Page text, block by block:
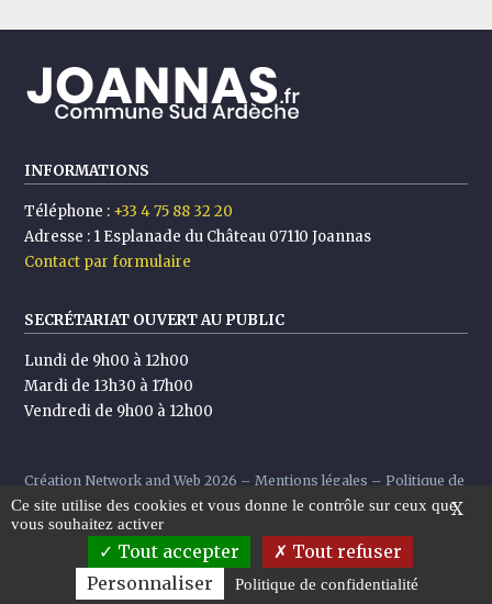
INFORMATIONS
Téléphone : +33 4 75 88 32 20
Adresse : 1 Esplanade du Château 07110 Joannas
Contact par formulaire
SECRÉTARIAT OUVERT AU PUBLIC
Lundi de 9h00 à 12h00
Mardi de 13h30 à 17h00
Vendredi de 9h00 à 12h00
Création Network and Web 2026 –Mentions légales – Politique de
confidentialité
Suivre
X
Ce site utilise des cookies et vous donne le contrôle sur ceux que
vous souhaitez activer
Tout accepter
Tout refuser
Personnaliser
Politique de confidentialité